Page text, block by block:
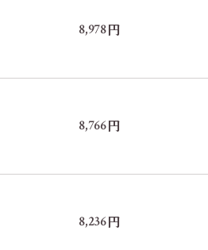
8,978円
8,766円
8,236円